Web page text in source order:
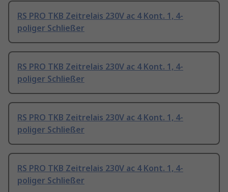
RS PRO TKB Zeitrelais 230V ac 4 Kont. 1, 4-
poliger Schließer
RS PRO TKB Zeitrelais 230V ac 4 Kont. 1, 4-
poliger Schließer
RS PRO TKB Zeitrelais 230V ac 4 Kont. 1, 4-
poliger Schließer
RS PRO TKB Zeitrelais 230V ac 4 Kont. 1, 4-
poliger Schließer